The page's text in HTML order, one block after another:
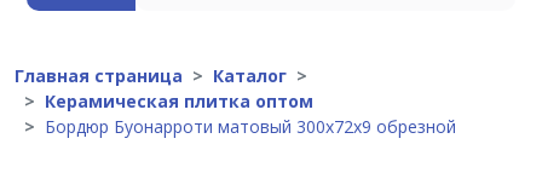
Главная страница
Каталог
Керамическая плитка оптом
Бордюр Буонарроти матовый 300х72х9 обрезной